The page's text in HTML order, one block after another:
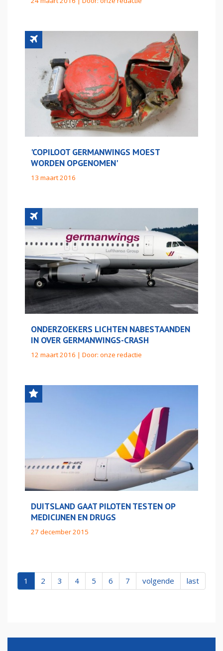
'COPILOOT GERMANWINGS MOEST
WORDEN OPGENOMEN'
13 maart 2016
ONDERZOEKERS LICHTEN NABESTAANDEN
IN OVER GERMANWINGS-CRASH
12 maart 2016 | Door: onze redactie
DUITSLAND GAAT PILOTEN TESTEN OP
MEDICIJNEN EN DRUGS
27 december 2015
1 2 3 4 5 6 7 volgende last